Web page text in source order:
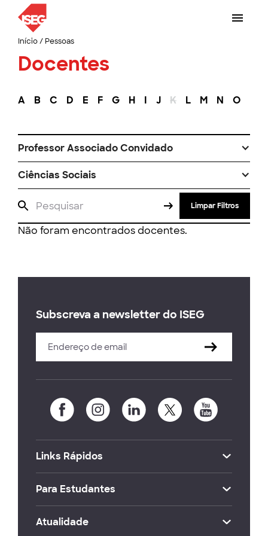
Início/ Pessoas
Docentes
A B C D E F G H I J K L M N O
Professor Associado Convidado
Ciências Sociais
Limpar Filtros
Não foram encontrados docentes.
Subscreva a newsletter do ISEG
Links Rápidos
Para Estudantes
Atualidade